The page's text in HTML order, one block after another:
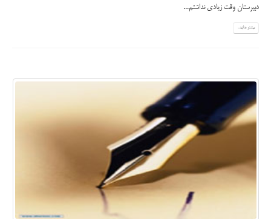
دبیرستان وقت زیادی نداشتم...
بیشتر بدانید...